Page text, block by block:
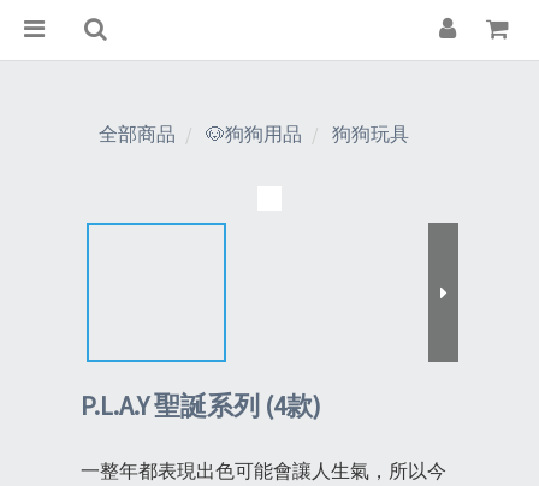
全部商品 🐶狗狗用品 狗狗玩具
P.L.A.Y 聖誕系列 (4款)
一整年都表現出色可能會讓人生氣，所以今